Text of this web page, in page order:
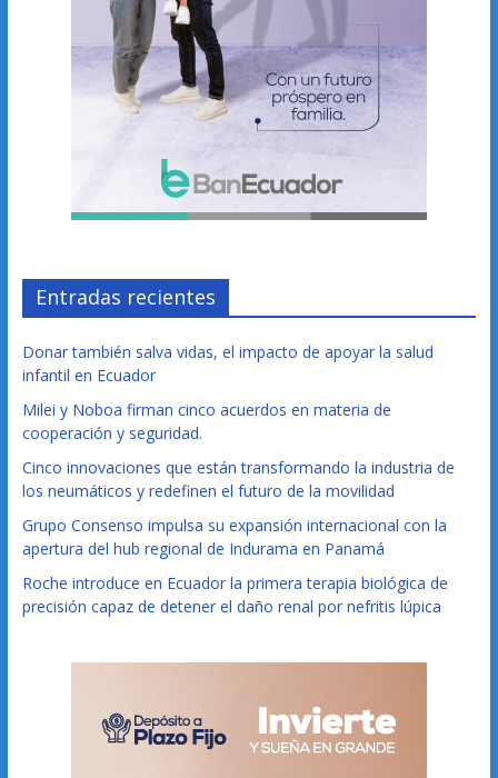
Entradas recientes
Donar también salva vidas, el impacto de apoyar la salud
infantil en Ecuador
Milei y Noboa firman cinco acuerdos en materia de
cooperación y seguridad.
Cinco innovaciones que están transformando la industria de
los neumáticos y redefinen el futuro de la movilidad
Grupo Consenso impulsa su expansión internacional con la
apertura del hub regional de Indurama en Panamá
Roche introduce en Ecuador la primera terapia biológica de
precisión capaz de detener el daño renal por nefritis lúpica